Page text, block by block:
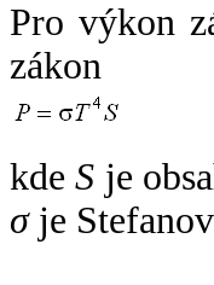
Pro výkon
zákon
kdeS je
σje